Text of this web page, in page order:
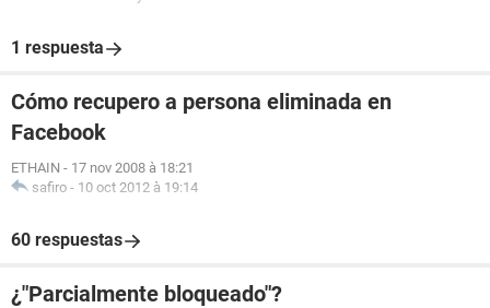
1 respuesta
Cómo recupero a persona eliminada en
Facebook
ETHAIN - 17 nov 2008 à 18:21
safiro - 10 oct 2012 à 19:14
60 respuestas
¿"Parcialmente bloqueado"?